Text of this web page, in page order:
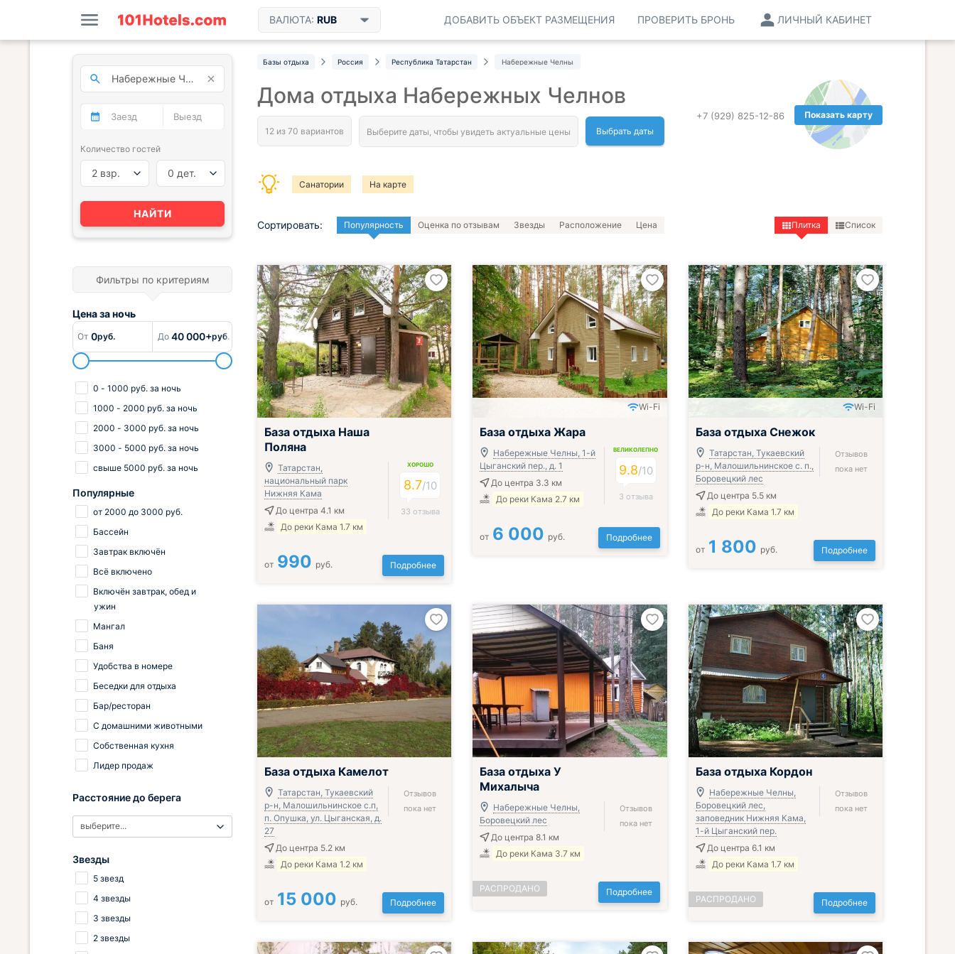
ВАЛЮТА: RUB ЛИЧНЫЙ КАБИНЕТ
ПРОВЕРИТЬ БРОНЬ
ДОБАВИТЬ ОБЪЕКТ РАЗМЕЩЕНИЯ
Базы отдыха Россия Республика Татарстан Набережные Челны
Показать карту
+7 (929) 825-12-86
Дома отдыха Набережных Челнов
Выбрать даты
Санатории На карте
Сортировать: Популярность Оценка по отзывам Звезды Расположение Цена Плитка Список
База отдыха Наша
Поляна
Татарстан,
национальный парк
Нижняя Кама
До центра 4.1 км
До реки Кама 1.7 км
ХОРОШО
8.7/10
33 отзыва
от 990 руб. Подробнее
Wi-Fi
База отдыха Жара
Набережные Челны, 1-й
Цыганский пер., д. 1
До центра 3.3 км
До реки Кама 2.7 км
ВЕЛИКОЛЕПНО
9.8/10
3 отзыва
от 6 000 руб. Подробнее
Wi-Fi
База отдыха Снежок
Татарстан, Тукаевский
р-н, Малошильнинское с. п.,
Боровецкий лес
До центра 5.5 км
До реки Кама 1.7 км
Отзывов
пока нет
от 1 800 руб. Подробнее
База отдыха Камелот
Татарстан, Тукаевский
р-н, Малошильнинское с.п,
п. Опушка, ул. Цыганская, д.
27
До центра 5.2 км
До реки Кама 1.2 км
Отзывов
пока нет
от 15 000 руб. Подробнее
База отдыха У
Михалыча
Набережные Челны,
Боровецкий лес
До центра 8.1 км
До реки Кама 3.7 км
Отзывов
пока нет
РАСПРОДАНО Подробнее
База отдыха Кордон
Набережные Челны,
Боровецкий лес,
заповедник Нижняя Кама,
1-й Цыганский пер.
До центра 6.1 км
До реки Кама 1.7 км
Отзывов
пока нет
РАСПРОДАНО Подробнее
Количество гостей
2 взр. 0 дет.
НАЙТИ
Фильтры по критериям
Цена заночь
От 0руб. До 40 000+руб.
0 - 1000 руб. за ночь
1000 - 2000 руб. за ночь
2000 - 3000 руб. за ночь
3000 - 5000 руб. за ночь
свыше 5000 руб. за ночь
Популярные
от 2000 до 3000 руб.
Бассейн
Завтрак включён
Всё включено
Включён завтрак, обед и
ужин
Мангал
Баня
Удобства в номере
Беседки для отдыха
Бар/ресторан
С домашними животными
Собственная кухня
Лидер продаж
Расстояние до берега
выберите...
Звезды
5 звезд
4 звезды
3 звезды
2 звезды